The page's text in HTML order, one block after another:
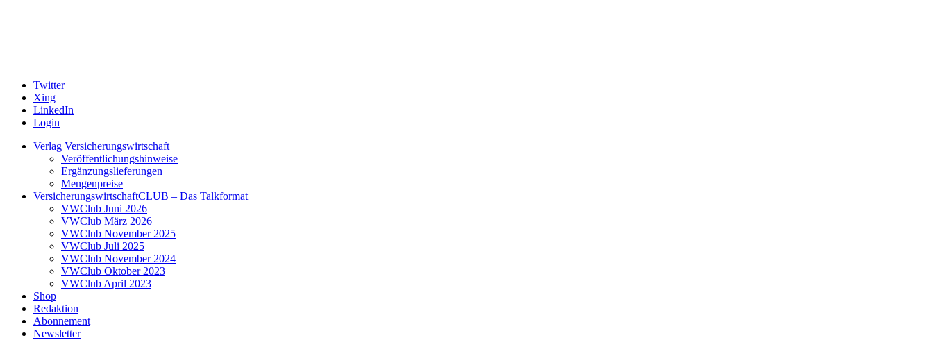
Twitter
Xing
LinkedIn
Login
Verlag Versicherungswirtschaft
Veröffentlichungshinweise
Ergänzungslieferungen
Mengenpreise
VersicherungswirtschaftCLUB – Das Talkformat
VWClub Juni 2026
VWClub März 2026
VWClub November 2025
VWClub Juli 2025
VWClub November 2024
VWClub Oktober 2023
VWClub April 2023
Shop
Redaktion
Abonnement
Newsletter